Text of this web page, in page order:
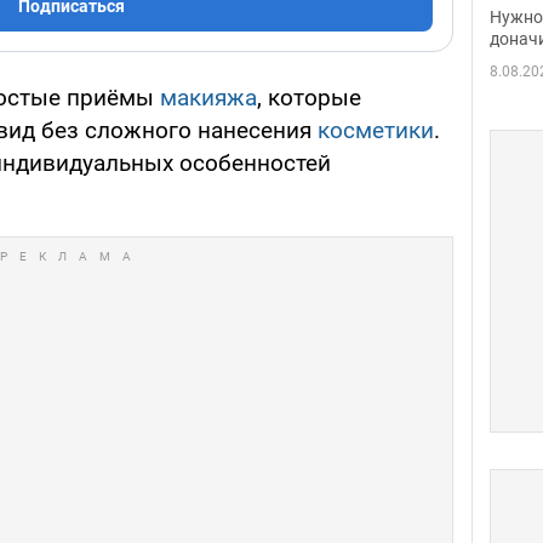
Подписаться
приёмы макияжа, которые
без сложного нанесения косметики.
особенностей
Нужно